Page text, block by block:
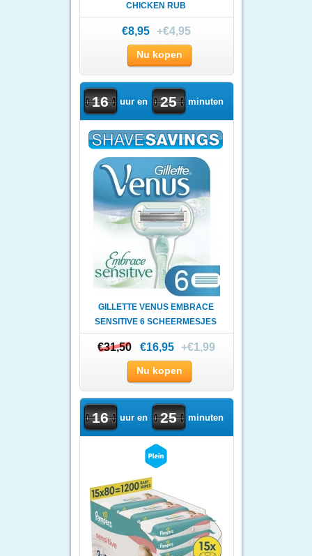
CHICKEN RUB
€8,95 +€4,95
Nu kopen
16 uur en 25 minuten
GILLETTE VENUS EMBRACE
SENSITIVE 6 SCHEERMESJES
€31,50
€31,50 €16,95 +€1,99
Nu kopen
16 uur en 25 minuten